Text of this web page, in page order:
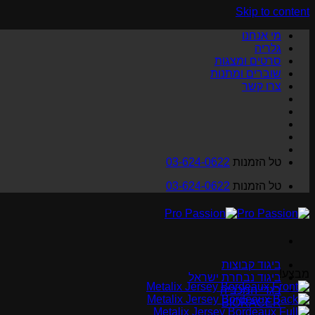
Skip to content
מי אנחנו
גלריה
סרטים ומצגות
שוברים ומתנות
צרו קשר
טל הזמנות 03-624-0622
טל הזמנות 03-624-0622
ביגוד קבוצות
ביגוד נבחרת ישראל
בגדי המכביה
BIORACER
מבצע!